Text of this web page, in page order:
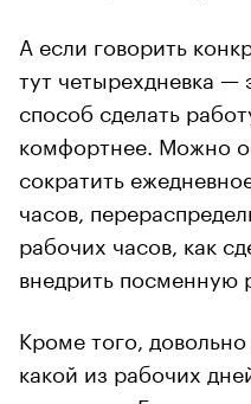
А если говорить
тут четырехдневка —
способ сделать
комфортнее. Можно
сократить
часов,
рабочих часов, как
внедрить посменную
Кроме того,
какой из рабочих